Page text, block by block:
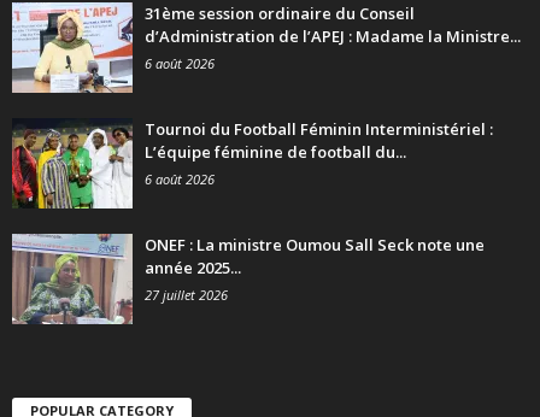
31ème session ordinaire du Conseil
d’Administration de l’APEJ : Madame la Ministre...
6 août 2026
Tournoi du Football Féminin Interministériel :
L’équipe féminine de football du...
6 août 2026
ONEF : La ministre Oumou Sall Seck note une
année 2025...
27 juillet 2026
POPULAR CATEGORY